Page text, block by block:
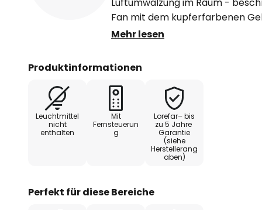
Fan mit dem kupferfarbenen
gestalteten Flügeln eine
Fernbedienung geliefert.
Funktionen
Mit Vor- und Rücklauf
das ganze Jahr über einsetzbar
im Winter als Verteiler der von
damit die Heizkosten im Rahmen
Der Luftstrom beträgt 145,66 m³
Mehr lesen
Produktinformationen
Leuchtmittel
nicht
enthalten
Mit
Fernsteuerun
g
Lorefar– bis
zu 5 Jahre
Garantie
(siehe
Herstellerang
aben)
Perfekt für diese Bereiche